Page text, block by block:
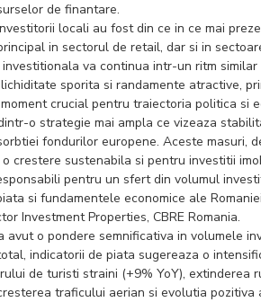
de finantare.
locali au fost din ce in ce mai
in sectorul de retail, dar si in
va continua intr-un ritm
sporita si randamente atractive,
crucial pentru traiectoria politica si
o strategie mai ampla ce vizeaza
fondurilor europene. Aceste masuri,
crestere sustenabila si pentru investitii
pentru un sfert din volumul
si fundamentele economice ale
Investment Properties, CBRE Romania.
avut o pondere semnificativa in volumele
indicatorii de piata sugereaza o
de turisti straini (+9% YoY), extinderea
traficului aerian si evolutia pozitiva